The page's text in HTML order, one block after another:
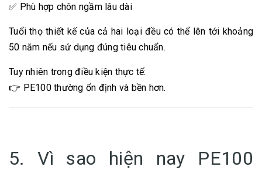
✅ Phù hợp chôn ngầm lâu dài
Tuổi thọ thiết kế của cả hai loại đều có thể lên tới khoảng
50 năm nếu sử dụng đúng tiêu chuẩn.
Tuy nhiên trong điều kiện thực tế:
👉 PE100 thường ổn định và bền hơn.
5. Vì sao hiện nay PE100